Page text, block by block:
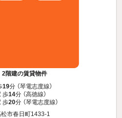
階建の賃貸物件
19分 （琴電志度線）
歩14分 （高徳線）
歩20分 （琴電志度線）
市春日町1433-1